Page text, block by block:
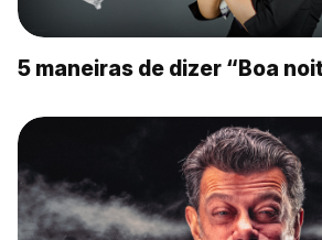
5 maneiras de dizer “Boa